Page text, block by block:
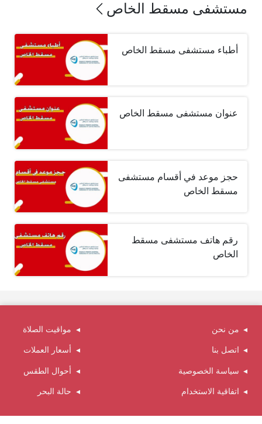
مستشفى مسقط الخاص
أطباء مستشفى مسقط الخاص
عنوان مستشفى مسقط الخاص
حجز موعد في أقسام مستشفى
مسقط الخاص
رقم هاتف مستشفى مسقط
الخاص
من نحن
اتصل بنا
سياسة الخصوصية
اتفاقية الاستخدام
مواقيت الصلاة
أسعار العملات
أحوال الطقس
حالة البحر